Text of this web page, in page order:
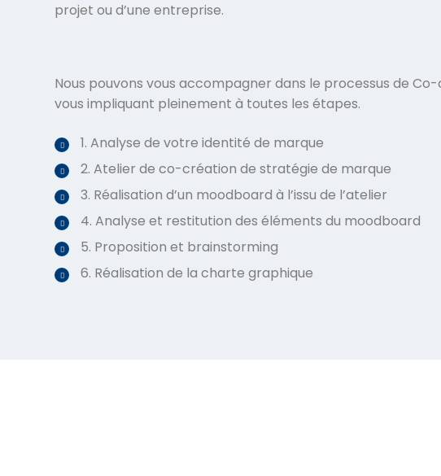
projet ou d’une entreprise.
Nous pouvons vous accompagner dans le processus de
vous impliquant pleinement à toutes les étapes.
1. Analyse de votre identité de marque
2. Atelier de co-création de stratégie de marque
3. Réalisation d’un moodboard à l’issu de l’atelier
4. Analyse et restitution des éléments du moodboard
5. Proposition et brainstorming
6. Réalisation de la charte graphique